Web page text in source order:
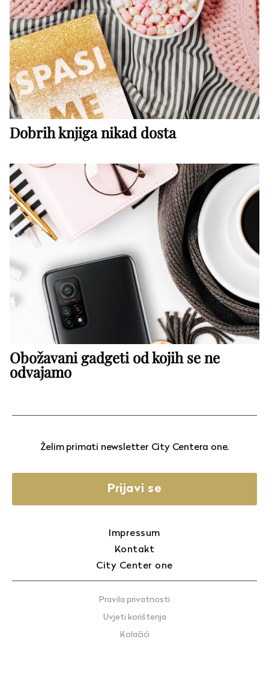
Dobrih knjiga nikad dosta
Obožavani gadgeti od kojih se ne
odvajamo
Želim primati newsletter City Centera one.
Prijavi se
Impressum
Kontakt
City Center one
Pravila privatnosti
Uvjeti korištenja
Kolačići